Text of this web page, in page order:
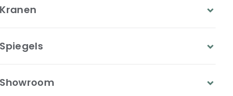
Kranen
Spiegels
Showroom